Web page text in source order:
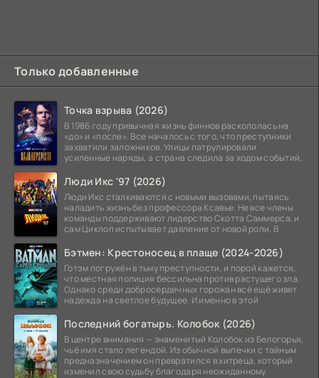
Только добавленные
Точка взрыва (2026)
В 1986 году привычная жизнь финнов раскололась на
«до» и «после». Все началось с того, что преступники
захватили заложников. Улицы патрулировали
усиленные наряды, а страна следила за ходом событий,
Люди Икс '97 (2026)
Люди Икс сталкиваются с новыми вызовами, пытаясь
наладить жизнь без профессора Ксавье. Не все члены
команды поддерживают лидерство Скотта Саммерса, и
сам Циклоп испытывает давление от новой роли. В
Бэтмен: Крестоносец в плаще (2024-2026)
Готэм погружён в тьму преступности, и порой кажется,
что местная полиция бессильна против растущего зла.
Однако среди добросердечных горожан всё ещё живет
надежда на светлое будущее. И именно в этой
Последний богатырь. Колобок (2026)
В центре внимания — знаменитый Колобок из Белогорья,
чьё имя стало легендой. Из обычной выпечки с тайным
предназначением он превратился в хитреца, который
изменил свою судьбу благодаря неожиданному